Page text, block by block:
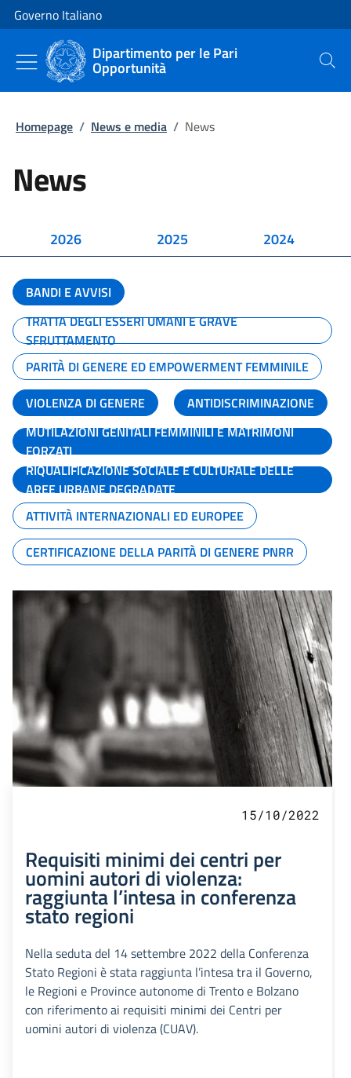
Vai al contenuto
Vai alla navigazione del sito
Governo Italiano
Dipartimento per le Pari
Opportunità Cerca
Homepage / News e media / News
News
2026 2025 2024
BANDI E AVVISI
TRATTA DEGLI ESSERI UMANI E GRAVE
SFRUTTAMENTO
PARITÀ DI GENERE ED EMPOWERMENT FEMMINILE
VIOLENZA DI GENERE
ANTIDISCRIMINAZIONE
MUTILAZIONI GENITALI FEMMINILI E MATRIMONI
FORZATI
RIQUALIFICAZIONE SOCIALE E CULTURALE DELLE
AREE URBANE DEGRADATE
ATTIVITÀ INTERNAZIONALI ED EUROPEE
CERTIFICAZIONE DELLA PARITÀ DI GENERE PNRR
15/10/2022
Requisiti minimi dei centri per
uomini autori di violenza:
raggiunta l’intesa in conferenza
stato regioni
Nella seduta del 14 settembre 2022 della Conferenza
Stato Regioni è stata raggiunta l’intesa tra il Governo,
le Regioni e Province autonome di Trento e Bolzano
con riferimento ai requisiti minimi dei Centri per
uomini autori di violenza (CUAV).